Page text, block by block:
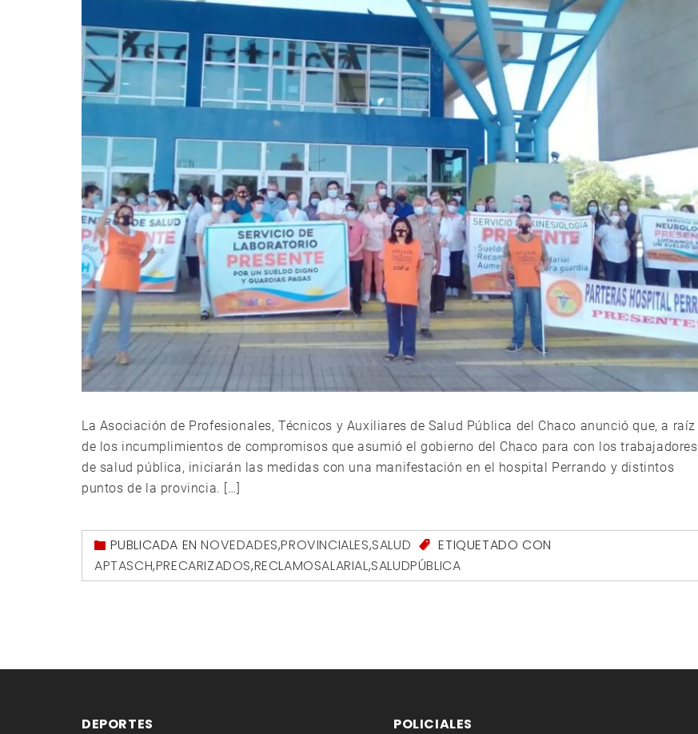
La Asociación de Profesionales, Técnicos y Auxiliares de Salud Pública del Chaco anunció que, a raíz
de los incumplimientos de compromisos que asumió el gobierno del Chaco para con los trabajadores
de salud pública, iniciarán las medidas con una manifestación en el hospital Perrando y distintos
puntos de la provincia. […]
PUBLICADA ENNOVEDADES,PROVINCIALES,SALUD
ETIQUETADO CON
APTASCH,PRECARIZADOS,RECLAMOSALARIAL,SALUDPÚBLICA
DEPORTES POLICIALES